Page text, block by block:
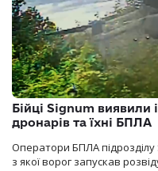
Бійці Signum виявили
дронарів та їхні БПЛА
Оператори БПЛА
з якої ворог запускав